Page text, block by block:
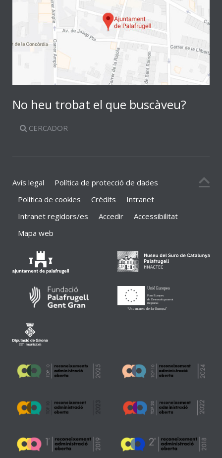
No heu trobat el que buscàveu?
CERCADOR
Avís legal
Política de protecció de dades
Política de cookies
Crèdits
Intranet
Intranet regidors/es
Accedir
Accessibilitat
Mapa web